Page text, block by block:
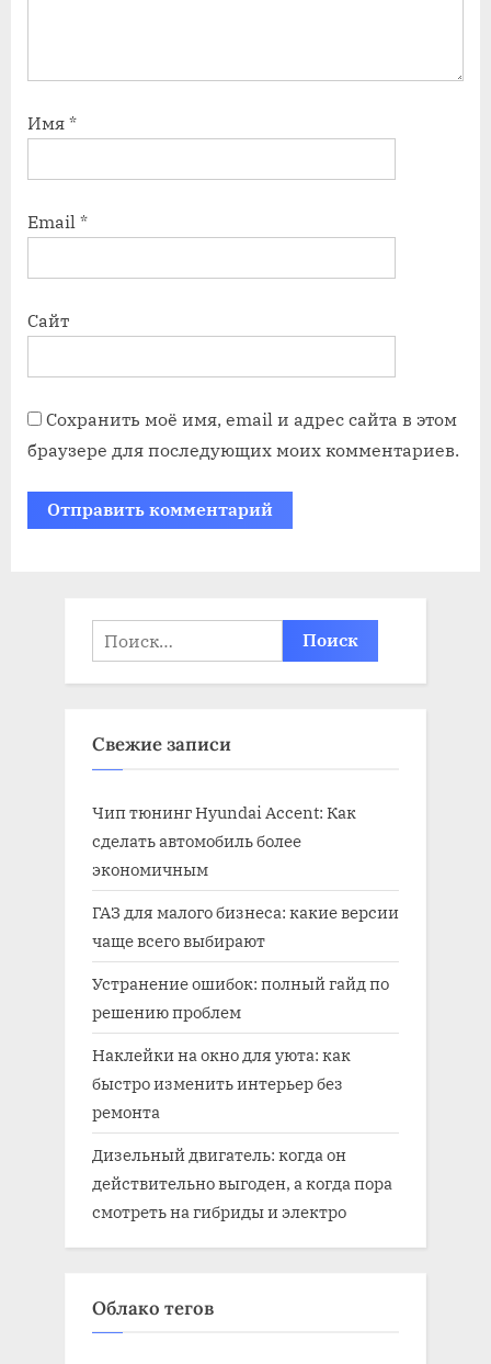
Имя *
Email *
Сайт
Сохранить моё имя, email и адрес сайта в этом
браузере для последующих моих комментариев.
Найти:
Свежие записи
Чип тюнинг Hyundai Accent: Как
сделать автомобиль более
экономичным
ГАЗ для малого бизнеса: какие версии
чаще всего выбирают
Устранение ошибок: полный гайд по
решению проблем
Наклейки на окно для уюта: как
быстро изменить интерьер без
ремонта
Дизельный двигатель: когда он
действительно выгоден, а когда пора
смотреть на гибриды и электро
Облако тегов